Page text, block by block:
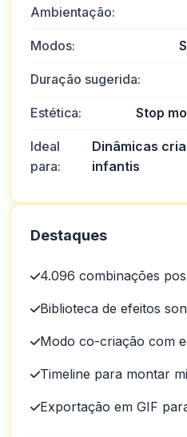
Ambientação:
Modos:
Duração sugerida:
Estética: Stop
Ideal
para:
Dinâmicas
infantis
Destaques
4.096 combinações
Biblioteca de efeitos
Modo co-criação com
Timeline para montar
Exportação em GIF